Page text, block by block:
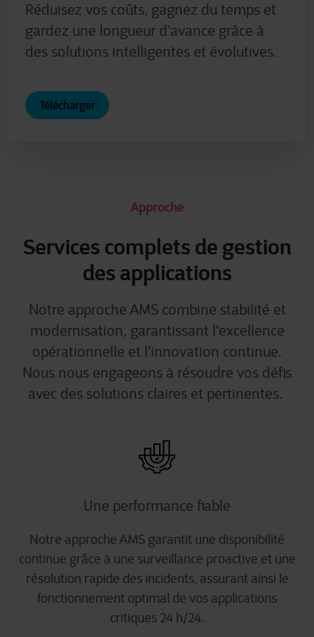
Réduisez vos coûts, gagnez du temps et
gardez une longueur d'avance grâce à
des solutions intelligentes et évolutives.
Télécharger
Approche
Services complets de gestion
des applications
Notre approche AMS combine stabilité et
modernisation, garantissant l'excellence
opérationnelle et l'innovation continue.
Nous nous engageons à résoudre vos défis
avec des solutions claires et pertinentes.
Une performance fiable
Notre approche AMS garantit une disponibilité
continue grâce à une surveillance proactive et une
résolution rapide des incidents, assurant ainsi le
fonctionnement optimal de vos applications
critiques 24 h/24.